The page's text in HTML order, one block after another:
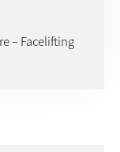
– Facelifting